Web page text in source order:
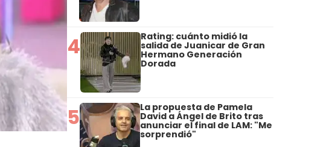
4 Rating: cuánto midió la
salida de Juanicar de Gran
Hermano Generación
Dorada
5 La propuesta de Pamela
David a Ángel de Brito tras
anunciar el final de LAM: "Me
sorprendió"